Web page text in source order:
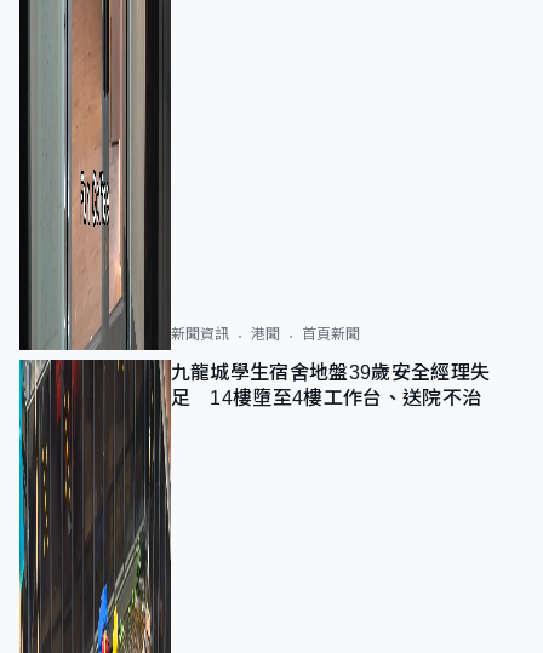
新聞資訊 港聞 首頁新聞
九龍城學生宿舍地盤39歲安全經理失
足 14樓墮至4樓工作台、送院不治